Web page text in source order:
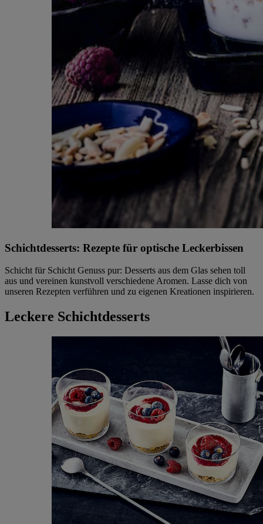
Schichtdesserts: Rezepte für optische Leckerbissen
Schicht für Schicht Genuss pur: Desserts aus dem Glas sehen toll
aus und vereinen kunstvoll verschiedene Aromen. Lasse dich von
unseren Rezepten verführen und zu eigenen Kreationen inspirieren.
Leckere Schichtdesserts